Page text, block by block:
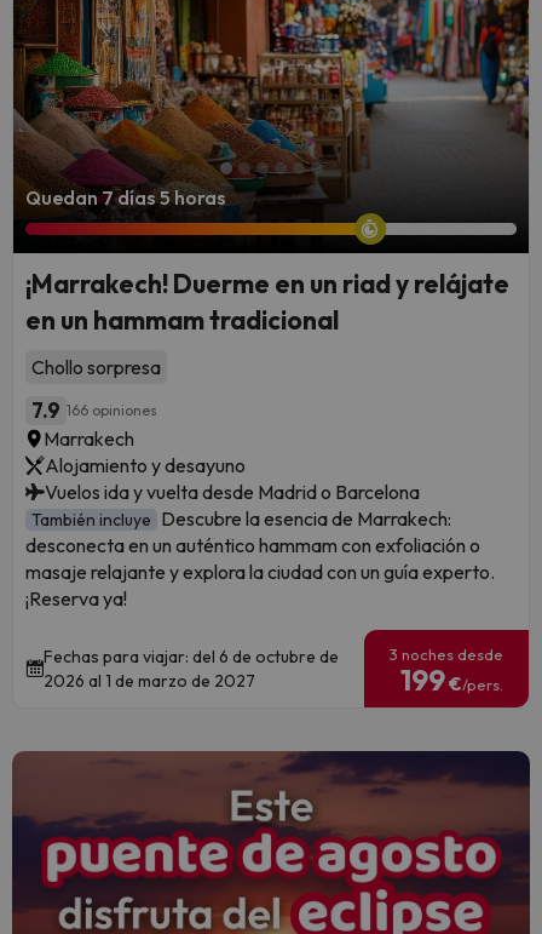
Quedan 7 días 5 horas
¡Marrakech! Duerme en un riad y relájate
en un hammam tradicional
Chollo sorpresa
7.9 166 opiniones
Marrakech
Alojamiento y desayuno
Vuelos ida y vuelta desde Madrid o Barcelona
También incluye Descubre la esencia de Marrakech:
desconecta en un auténtico hammam con exfoliación o
masaje relajante y explora la ciudad con un guía experto.
¡Reserva ya!
Fechas para viajar: del 6 de octubre de
2026 al 1 de marzo de 2027
3 noches desde
199€/pers.